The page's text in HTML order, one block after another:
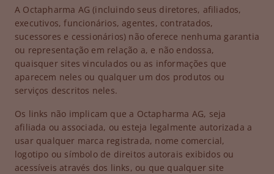
A Octapharma AG (incluindo seus diretores, afiliados,
executivos, funcionários, agentes, contratados,
sucessores e cessionários) não oferece nenhuma garantia
ou representação em relação a, e não endossa,
quaisquer sites vinculados ou as informações que
aparecem neles ou qualquer um dos produtos ou
serviços descritos neles.
Os links não implicam que a Octapharma AG, seja
afiliada ou associada, ou esteja legalmente autorizada a
usar qualquer marca registrada, nome comercial,
logotipo ou símbolo de direitos autorais exibidos ou
acessíveis através dos links, ou que qualquer site